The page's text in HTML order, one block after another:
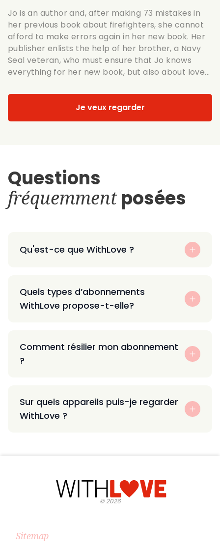
Jo is an author and, after making 73 mistakes in
her previous book about firefighters, she cannot
afford to make errors again in her new book. Her
publisher enlists the help of her brother, a Navy
Seal veteran, who must ensure that Jo knows
everything for her new book, but also about love...
Je veux regarder
Questions
fréquemmentposées
Qu'est-ce que WithLove ?
Quels types d’abonnements
WithLove propose-t-elle?
Comment résilier mon abonnement
?
Sur quels appareils puis-je regarder
WithLove ?
©2026
Sitemap